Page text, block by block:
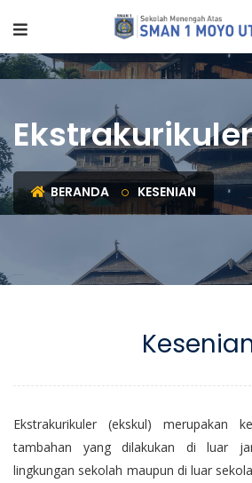
Ekstrakurikuler
BERANDA KESENIAN
Ekstrakurikuler (ekskul) merupakan
tambahan yang dilakukan di luar
lingkungan sekolah maupun di luar